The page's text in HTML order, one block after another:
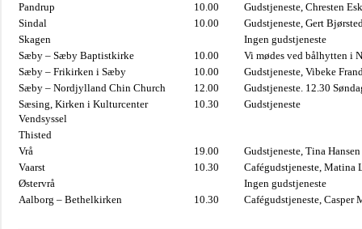
Pandrup
10.00
Gudstjeneste, Chresten
Sindal
10.00
Gudstjeneste, Gert
Skagen
Ingen gudstjeneste
Sæby – Sæby Baptistkirke
10.00
Vi mødes ved bålhytten i
Sæby – Frikirken i Sæby
10.00
Gudstjeneste, Vibeke
Sæby – Nordjylland Chin Church
12.00
Gudstjeneste. 12.30
Sæsing, Kirken i Kulturcenter
Vendsyssel
10.30 Gudstjeneste
Thisted
Vrå
19.00
Gudstjeneste, Tina Hansen
Vaarst
10.30
Cafégudstjeneste, Matina
Østervrå
Ingen gudstjeneste
Aalborg – Bethelkirken
10.30 Cafégudstjeneste, Casper